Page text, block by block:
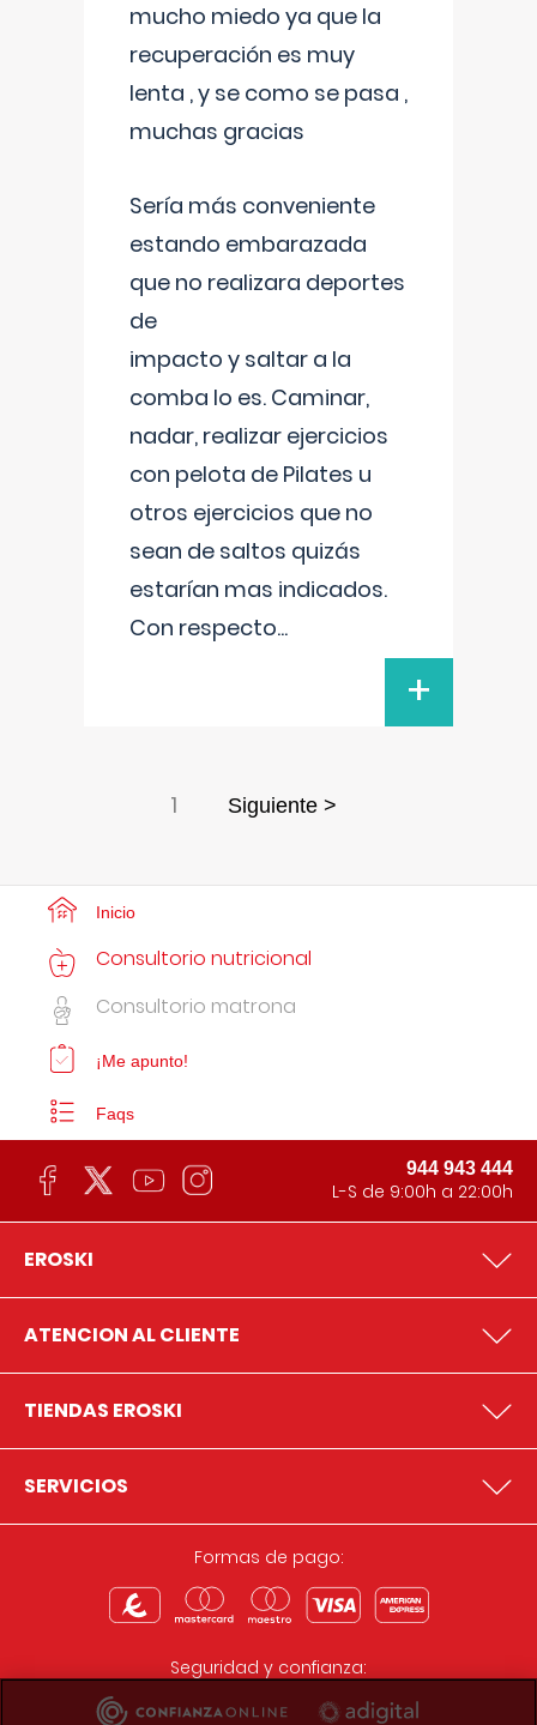
mucho miedo ya que la
recuperación es muy
lenta , y se como se pasa ,
muchas gracias
Sería más conveniente
estando embarazada
que no realizara deportes
de
impacto y saltar a la
comba lo es. Caminar,
nadar, realizar ejercicios
con pelota de Pilates u
otros ejercicios que no
sean de saltos quizás
estarían mas indicados.
Con respecto...
+
1 Siguiente >
Inicio
Consultorio nutricional
Consultorio matrona
¡Me apunto!
Faqs
944 943 444
L-S de 9:00h a 22:00h
EROSKI
ATENCION AL CLIENTE
TIENDAS EROSKI
SERVICIOS
Formas de pago:
Seguridad y confianza: